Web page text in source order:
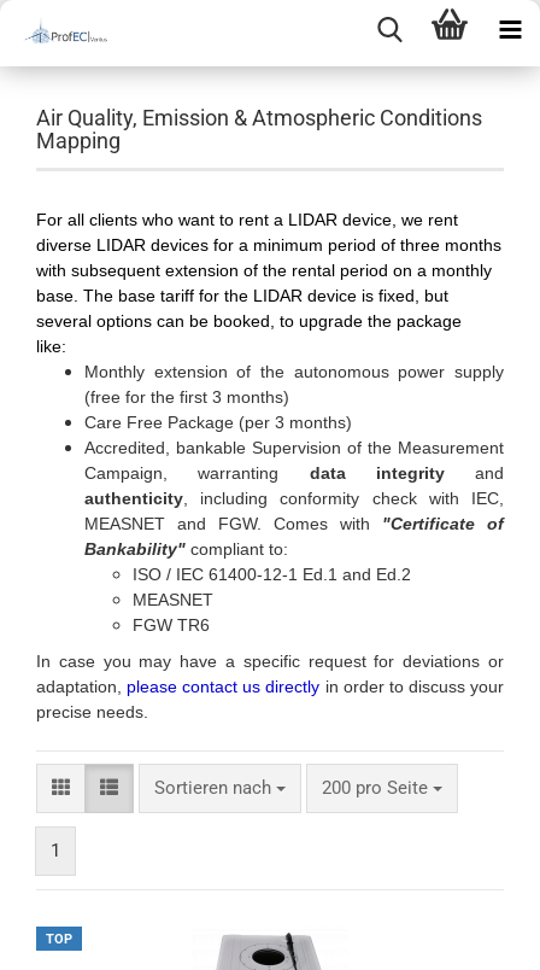
Air Quality, Emission & Atmospheric Conditions
Mapping
For all clients who want to rent a LIDAR device, we rent
diverse LIDAR devices for a minimum period of three months
with subsequent extension of the rental period on a monthly
base. The base tariff for the LIDAR device is fixed, but
several options can be booked, to upgrade the package
like:
Monthly extension of the autonomous power supply
(free for the first 3 months)
Care Free Package (per 3 months)
Accredited, bankable Supervision of the Measurement
Campaign, warranting data integrityand
authenticity , including conformity check with IEC,
MEASNET and FGW. Comes with "Certificate of
Bankability" compliant to:
ISO / IEC 61400-12-1 Ed.1 and Ed.2
MEASNET
FGW TR6
In case you may have a specific request for deviations or
adaptation, please contact us directly in order to discuss your
precise needs.
Sortieren nach 200 pro Seite
1
TOP